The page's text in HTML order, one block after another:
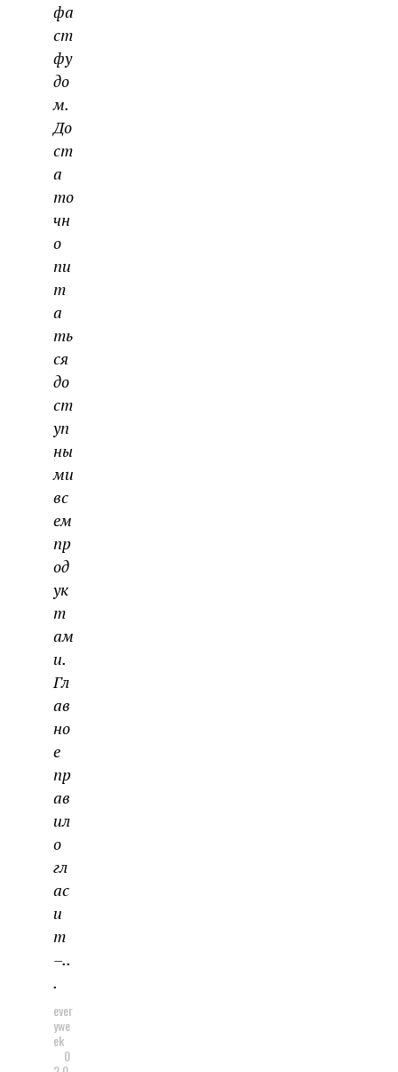
фа
ст
фу
до
м.
До
ст
а
то
чн
о
пи
т
а
ть
ся
до
ст
уп
ны
ми
вс
ем
пр
од
ук
т
ам
и.
Гл
ав
но
е
пр
ав
ил
о
гл
ас
и
т
–..
.
ever
ywe
ek
0